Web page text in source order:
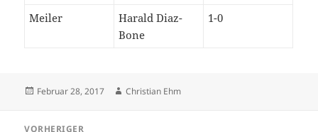
Meiler
Harald Diaz-
Bone
1-0
Veröffentlicht
Februar 28, 2017 Autor
Christian Ehm
VORHERIGER